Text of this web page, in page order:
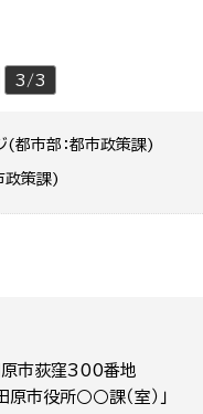
(都市部：都市政策課)
政策課)
3/3
市荻窪300番地
市役所○○課（室）」